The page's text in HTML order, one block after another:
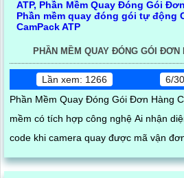
PHẦN MỀM QUAY ĐÓNG GÓI ĐƠN
Lần xem: 1266
6/
Phần Mềm Quay Đóng Gói Đơn Hàng
mềm có tích hợp công nghệ Ai nhận
code khi camera quay được mã vận